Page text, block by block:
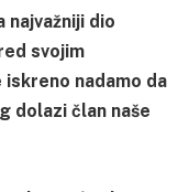
najvažniji dio
svojim
iskreno nadamo da
dolazi član naše